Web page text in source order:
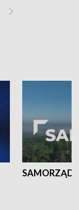
SAMORZĄD